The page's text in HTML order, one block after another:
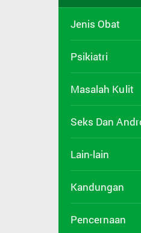
Jenis Obat
Psikiatri
Masalah Kulit
Seks Dan
Lain-lain
Kandungan
Pencernaan